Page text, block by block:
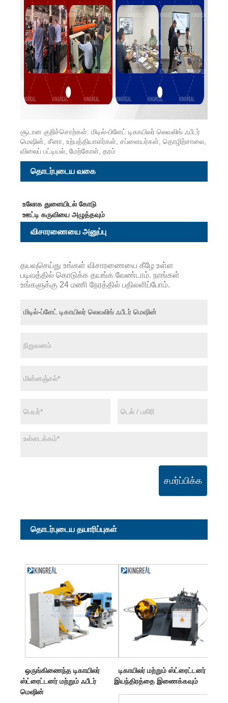
சூடான குறிச்சொற்கள்: மிடில்-பிளேட் டிகாயிலர் லெவலிங் ஃபீடர்
மெஷின், சீனா, உற்பத்தியாளர்கள், சப்ளையர்கள், தொழிற்சாலை,
விலைப் பட்டியல், மேற்கோள், தரம்
தொடர்புடைய வகை
உலோக துளையிடல் கோடு
ஊட்டி கருவியை அழுத்தவும்
விசாரணையை அனுப்பு
தயவுசெய்து உங்கள் விசாரணையை கீழே உள்ள
படிவத்தில் கொடுக்க தயங்க வேண்டாம். நாங்கள்
உங்களுக்கு 24 மணி நேரத்தில் பதிலளிப்போம்.
சமர்ப்பிக்க
தொடர்புடைய தயாரிப்புகள்
ஒருங்கிணைந்த டிகாயிலர்
ஸ்ட்ரைட்டனர் மற்றும் ஃபீடர்
மெஷின்
டிகாயிலர் மற்றும் ஸ்ட்ரைட்டனர்
இயந்திரத்தை இணைக்கவும்